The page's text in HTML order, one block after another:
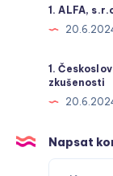
1. ALFA,
1.
zkušenosti
Napsat